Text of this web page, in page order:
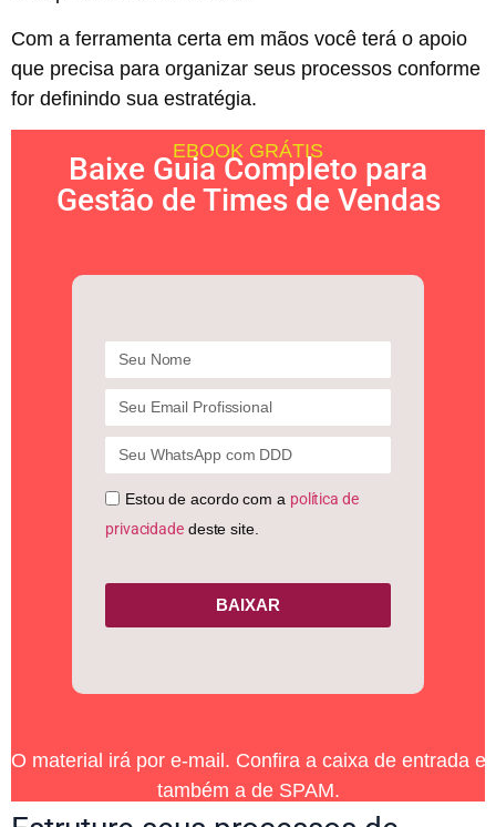
Com a ferramenta certa em mãos você terá o apoio
que precisa para organizar seus processos conforme
for definindo sua estratégia.
EBOOK GRÁTIS
Baixe Guia Completo para
Gestão de Times de Vendas
Estou de acordo com a política de
privacidadedeste site.
BAIXAR
O material irá por e-mail. Confira a caixa de entrada e
também a de SPAM.